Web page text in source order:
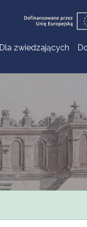
Dla zwiedzających